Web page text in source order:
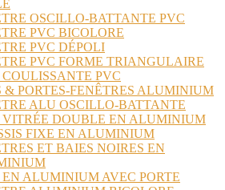
OSCILLO-BATTANTE PVC
PVC BICOLORE
PVC DÉPOLI
PVC FORME TRIANGULAIRE
PVC
& PORTES-FENÊTRES ALUMINIUM
ALU OSCILLO-BATTANTE
DOUBLE EN ALUMINIUM
FIXE EN ALUMINIUM
ET BAIES NOIRES EN
ALUMINIUM AVEC PORTE